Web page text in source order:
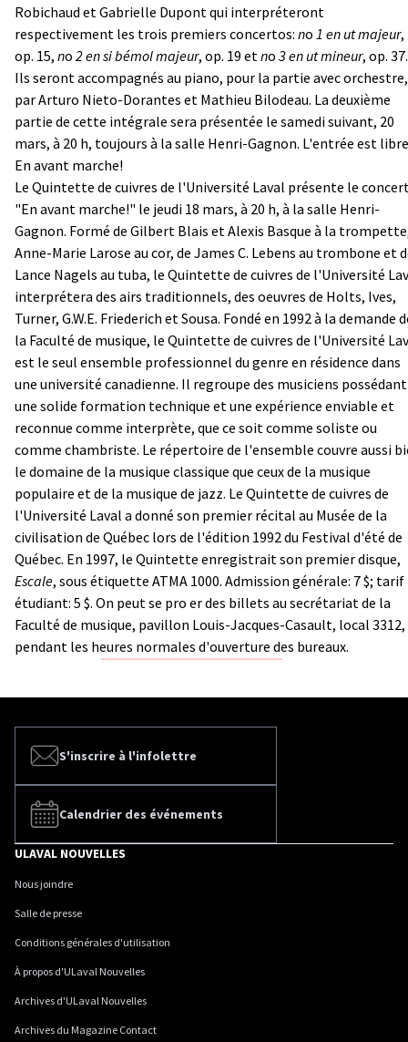
Robichaud et Gabrielle Dupont qui interpréteront
respectivement les trois premiers concertos: no 1 en utmajeur,
op. 15, no 2 ensibémol majeur, op. 19 et no 3 en utmineur, op. 37.
Ils seront accompagnés au piano, pour la partie avec orchestre,
par Arturo Nieto-Dorantes et Mathieu Bilodeau. La deuxième
partie de cette intégrale sera présentée le samedi suivant, 20
mars, à 20 h, toujours à la salle Henri-Gagnon. L'entrée est
En avant marche!
Le Quintette de cuivres de l'Université Laval présente le
"En avant marche!" le jeudi 18 mars, à 20 h, à la salle Henri-
Gagnon. Formé de Gilbert Blais et Alexis Basque à la
Anne-Marie Larose au cor, de James C. Lebens au trombone et
Lance Nagels au tuba, le Quintette de cuivres de l'Université
interprétera des airs traditionnels, des oeuvres de Holts, Ives,
Turner, G.W.E. Friederich et Sousa. Fondé en 1992 à la demande
la Faculté de musique, le Quintette de cuivres de l'Université
est le seul ensemble professionnel du genre en résidence dans
une université canadienne. Il regroupe des musiciens possédant
une solide formation technique et une expérience enviable et
reconnue comme interprète, que ce soit comme soliste ou
comme chambriste. Le répertoire de l'ensemble couvre aussi
le domaine de la musique classique que ceux de la musique
populaire et de la musique de jazz. Le Quintette de cuivres de
l'Université Laval a donné son premier récital au Musée de la
civilisation de Québec lors de l'édition 1992 du Festival d'été de
Québec. En 1997, le Quintette enregistrait son premier disque,
Escale, sous étiquette ATMA 1000. Admission générale: 7 $; tarif
étudiant: 5 $. On peut se pro er des billets au secrétariat de la
Faculté de musique, pavillon Louis-Jacques-Casault, local 3312,
pendant les heures normales d'ouverture des bureaux.
S'inscrire à l'infolettre
Calendrier des événements
ULAVAL NOUVELLES
Nous joindre
Salle de presse
Conditions générales d'utilisation
À propos d'ULaval Nouvelles
Archives d'ULaval Nouvelles
Archives du Magazine Contact